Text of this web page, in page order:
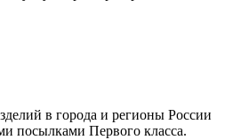
в города и регионы России
посылками Первого класса.